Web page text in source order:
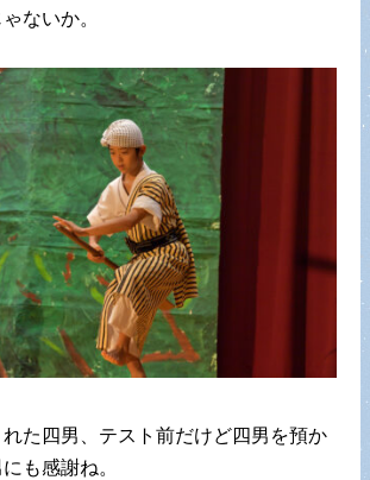
ないか。
た四男、テスト前だけど四男を預か
も感謝ね。